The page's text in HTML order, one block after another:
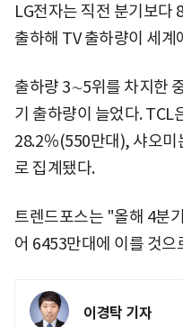
LG전자는 직전 분기보다
출하해 TV 출하량이 세계
출하량 3∼5위를 차지한
기 출하량이 늘었다.
28.2％(550만대), 샤오
로 집계됐다.
트렌드포스는 "올해 4분
어 6453만대에 이를 것
이경탁 기자